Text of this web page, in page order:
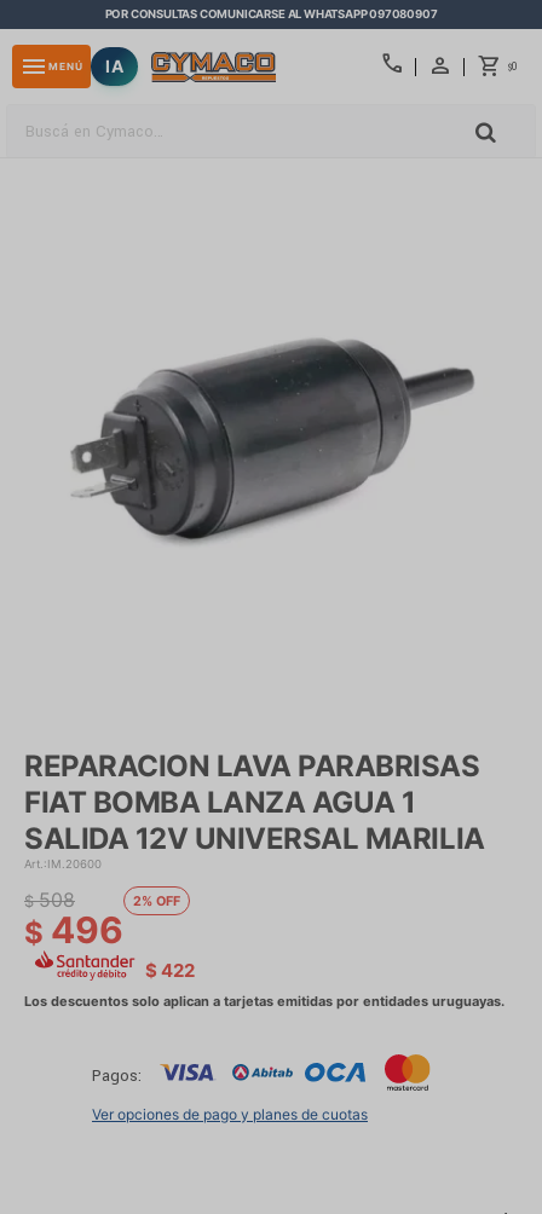
POR CONSULTAS COMUNICARSE AL WHATSAPP 097080907
call $0
menu MENÚ IA
REPARACION LAVA PARABRISAS
FIAT BOMBA LANZA AGUA 1
SALIDA 12V UNIVERSAL MARILIA
IM.20600
$ 496
$ 508 2
$ 422
Pagos:
Ver opciones de pago y planes de cuotas
close